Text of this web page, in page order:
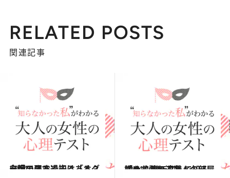
RELATED POSTS
関連記事
2014.12.13
自慢できる過去はある？ 心理テストで知る「オダテへの弱さ」
占い 2014.12.6
初めて訪れる友人の部屋は？ 心理テストで知る「あなたの適職」
占い